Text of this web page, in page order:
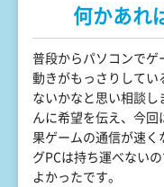
何かあれ
普段からパソコンで
動きがもっさりしてい
ないかなと思い相談し
んに希望を伝え、今
果ゲームの通信が速
グPCは持ち運べない
よかったです。